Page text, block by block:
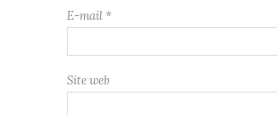
E-mail *
Site web